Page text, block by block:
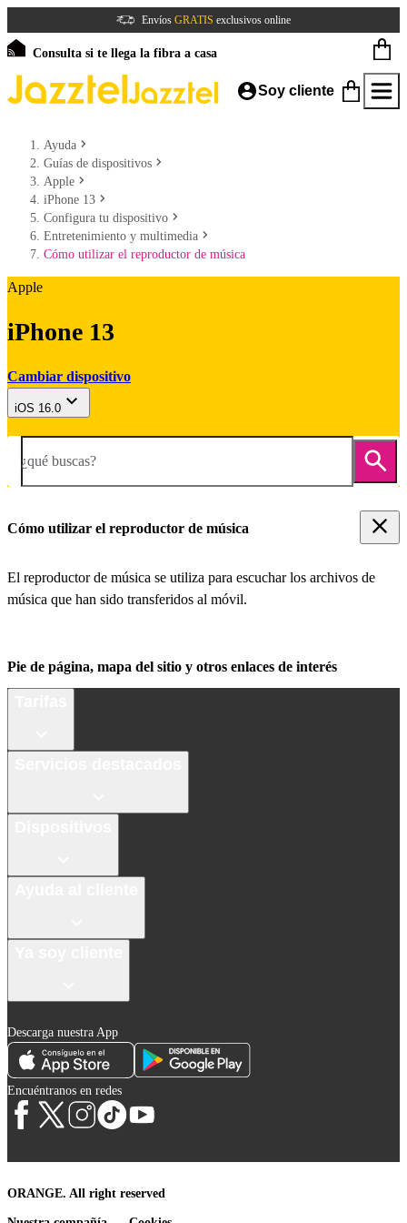
Envíos GRATIS exclusivos online
Consulta si te llega la fibra a casa
Soy cliente
Ayuda
Guías de dispositivos
Apple
iPhone 13
Configura tu dispositivo
Entretenimiento y multimedia
Cómo utilizar el reproductor de música
Apple
iPhone 13
Cambiar dispositivo
iOS 16.0
¿qué buscas?
Cómo utilizar el reproductor de música
El reproductor de música se utiliza para escuchar los archivos de
música que han sido transferidos al móvil.
Pie de página, mapa del sitio y otros enlaces de interés
Descarga nuestra App
Encuéntranos en redes
ORANGE. All right reserved